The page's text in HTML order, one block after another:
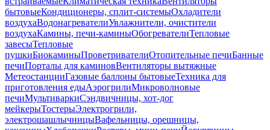
бытовыеКондиционеры, сплит-системыОхладители
воздухаВодонагревателиУвлажнители, очистители
воздухаКамины, печи-каминыОбогревателиТепловые
завесыТепловые
пушкиБиокаминыПроветривателиОтопительные печиБанные
печиПорталы для каминовВентиляторы вытяжные
МетеостанцииГазовые баллоны бытовыеТехника для
приготовления едыАэрогрилиМикроволновые
печиМультиваркиСэндвичницы, хот-дог
мейкерыТостерыЭлектрогрили,
электрошашлычницыВафельницы, орешницы,